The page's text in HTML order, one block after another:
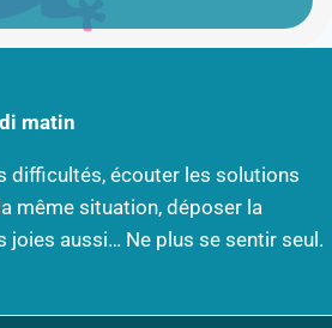
matin
difficultés, écouter les solutions
même situation, déposer la
joies aussi… Ne plus se sentir seul.